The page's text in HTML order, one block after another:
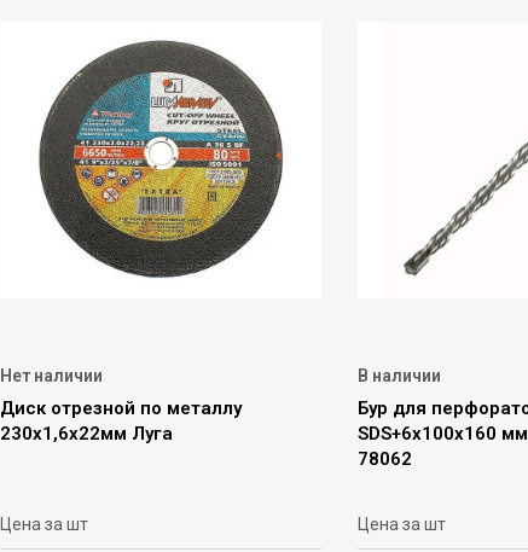
Нет наличии
Диск отрезной по металлу
230х1,6х22мм Луга
Цена за шт
В наличии
Бур для
SDS+6х100х160
78062
Цена за шт